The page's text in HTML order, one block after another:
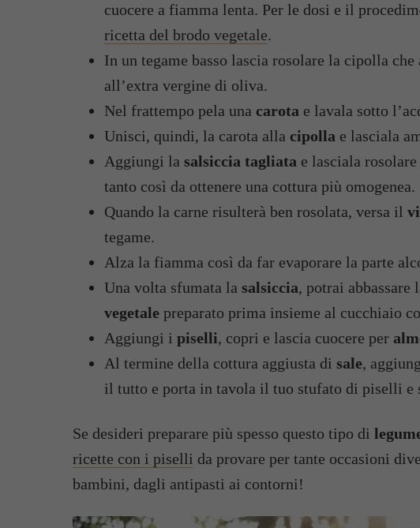
cuocere a fiamma lenta. Per le dosi e il
ricetta del brodo vegetale.
In un tegame basso lascia rosolare la cipolla
all’extra vergine di oliva.
Nel frattempo pela una carota e lavala sotto
Unisci, quindi, la carota alla cipolla e lasciala
Aggiungi la salsiccia tagliata e lasciala
tanto così da ottenere una cottura più omogenea.
Quando la carne risulterà ben rosolata, versa il
tegame.
Alza la fiamma così da far evaporare la parte
Una volta sfumata la salsiccia, potrai abbassare
vegetale preparato prima insieme al cucchiaio
Aggiungi i piselli, copri e lascia cuocere per
Al termine della cottura aggiusta di sale,
il tutto e porta in tavola il tuo stufato di piselli e
Se desideri preparare più spesso questo tipo di
ricette con i piselli da provare per tante occasioni
bambini, dagli antipasti ai contorni!